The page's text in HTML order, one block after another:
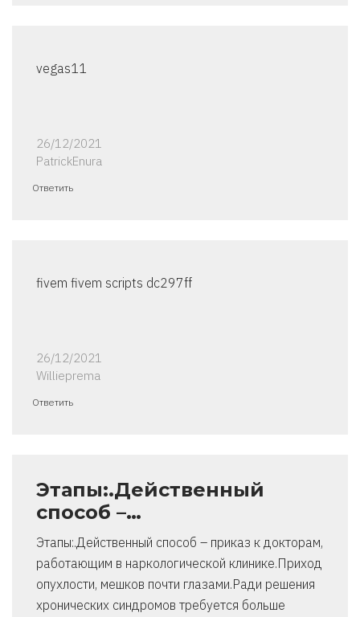
vegas11
26/12/2021
PatrickEnura
Ответить
fivem fivem scripts dc297ff
26/12/2021
Willieprema
Ответить
Этапы:.Действенный
способ –…
Этапы:.Действенный способ – приказ к докторам,
работающим в наркологической клинике.Приход
опухлости, мешков почти глазами.Ради решения
хронических синдромов требуется больше